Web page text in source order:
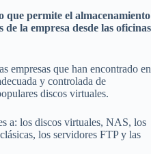
permite el almacenamiento
la empresa desde las oficinas
empresas que han encontrado en
y controlada de
discos virtuales.
a: los discos virtuales, NAS, los
los servidores FTP y las